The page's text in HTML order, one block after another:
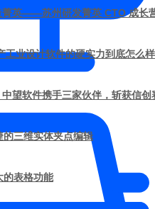
菁英——苏州研发菁英 CTO 成长
工业设计软件的硬实力到底怎么
望软件携手三家伙伴，斩获信创
三维实体夹点编辑
的表格功能